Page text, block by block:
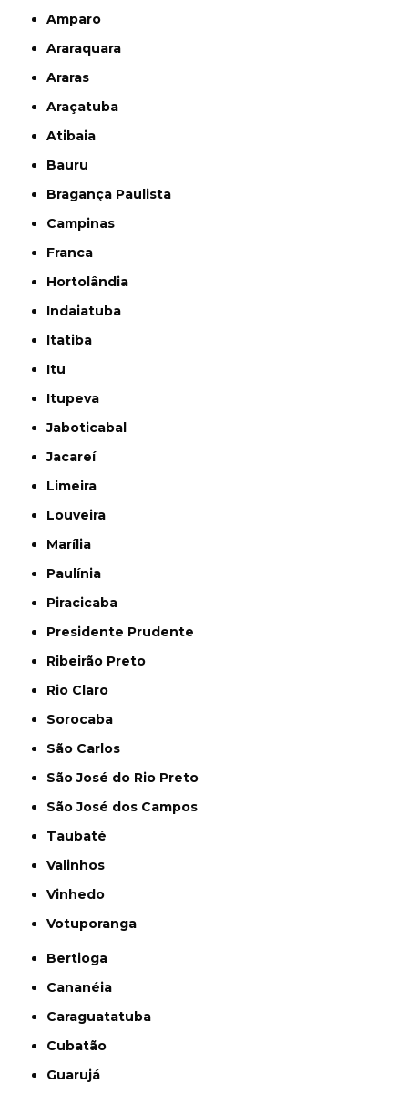
Amparo
Araraquara
Araras
Araçatuba
Atibaia
Bauru
Bragança Paulista
Campinas
Franca
Hortolândia
Indaiatuba
Itatiba
Itu
Itupeva
Jaboticabal
Jacareí
Limeira
Louveira
Marília
Paulínia
Piracicaba
Presidente Prudente
Ribeirão Preto
Rio Claro
Sorocaba
São Carlos
São José do Rio Preto
São José dos Campos
Taubaté
Valinhos
Vinhedo
Votuporanga
Bertioga
Cananéia
Caraguatatuba
Cubatão
Guarujá